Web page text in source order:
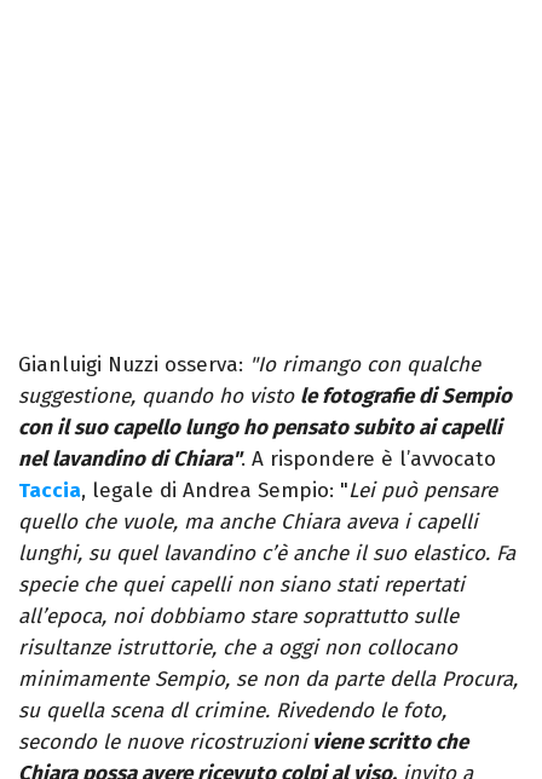
Gianluigi Nuzzi osserva: "Io rimango con qualche
suggestione, quando ho visto le fotografie di Sempio
con il suo capello lungo ho pensato subito ai capelli
nel lavandino di Chiara". A rispondere è l’avvocato
Taccia, legale di Andrea Sempio: "Lei può pensare
quello che vuole, ma anche Chiara aveva i capelli
lunghi, su quel lavandino c’è anche il suo elastico. Fa
specie che quei capelli non siano stati repertati
all’epoca, noi dobbiamo stare soprattutto sulle
risultanze istruttorie, che a oggi non collocano
minimamente Sempio, se non da parte della Procura,
su quella scena dl crimine. Rivedendo le foto,
secondo le nuove ricostruzioniviene scritto che